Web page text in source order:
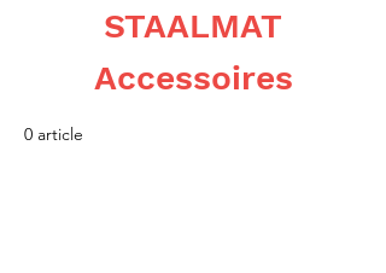
STAALMAT
Accessoires
0 article